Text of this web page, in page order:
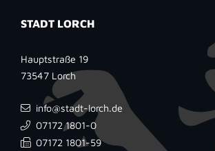
STADT LORCH
Hauptstraße 19
73547 Lorch
info@stadt-lorch.de
07172 1801-0
07172 1801-59